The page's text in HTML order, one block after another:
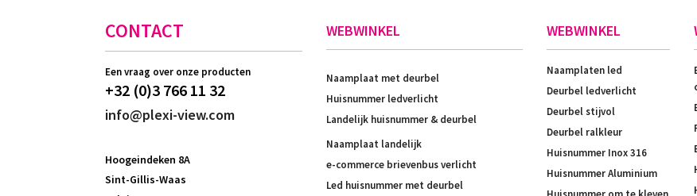
CONTACT
Een vraag over onze producten
+32 (0)3 766 11 32
info@plexi-view.com
Hoogeindeken 8A
Sint-Gillis-Waas
WEBWINKEL
Naamplaat met deurbel
Huisnummer ledverlicht
Landelijk huisnummer & deurbel
Naamplaat landelijk
e-commerce brievenbus verlicht
Led huisnummer met deurbel
WEBWINKEL
Naamplaten led
Deurbel ledverlicht
Deurbel stijvol
Deurbel ralkleur
Huisnummer Inox 316
Huisnummer Aluminium